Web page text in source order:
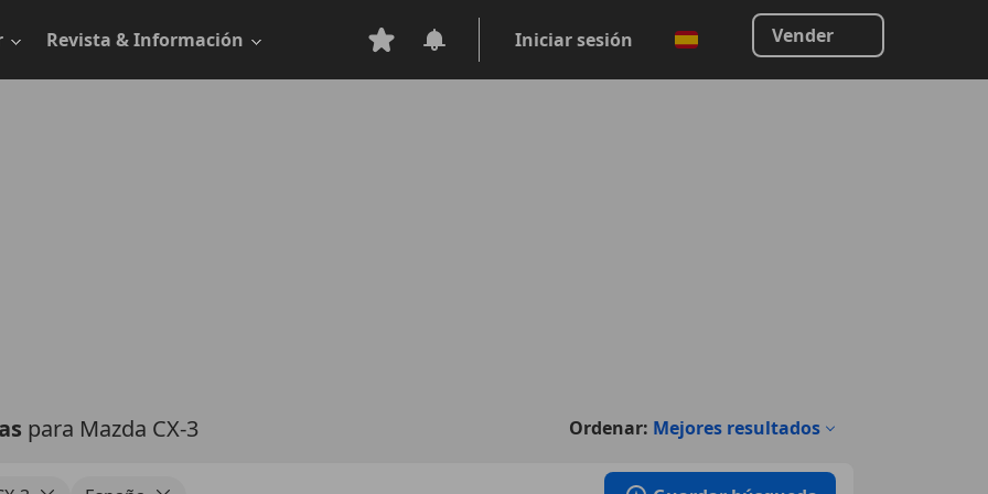
Revista & Información Iniciar sesión Vender
para Mazda CX-3 Ordenar: Mejores resultados